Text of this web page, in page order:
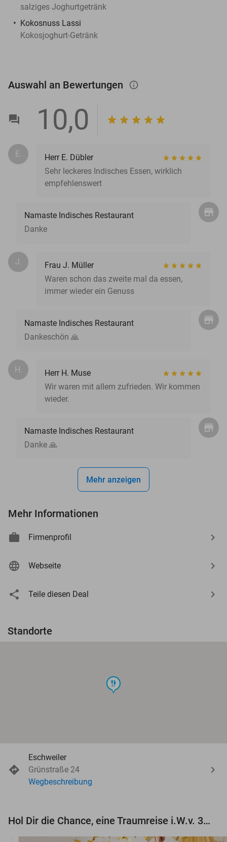
salziges Joghurtgetränk
Kokosnuss Lassi
Kokosjoghurt-Getränk
Auswahl an Bewertungen info_outlined
10,0
E.
Herr E. Dübler
Sehr leckeres Indisches Essen, wirklich
empfehlenswert
Namaste Indisches Restaurant
Danke
J.
Frau J. Müller
Waren schon das zweite mal da essen,
immer wieder ein Genuss
Namaste Indisches Restaurant
Dankeschön 🙏
H.
Herr H. Muse
Wir waren mit allem zufrieden. Wir kommen
wieder.
Namaste Indisches Restaurant
Danke 🙏
Mehr anzeigen
Mehr Informationen
Firmenprofil
Webseite
Teile diesen Deal
Standorte
food
Eschweiler
Grünstraße 24
Wegbeschreibung
Hol Dir die Chance, eine Traumreise i.W.v. 3.000 € zu gewinnen!